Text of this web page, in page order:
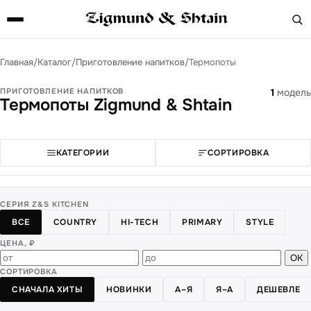
Главная/Каталог/Приготовление напитков/Термопоты
ПРИГОТОВЛЕНИЕ НАПИТКОВ
Термопоты Zigmund & Shtain
1 модель
КАТЕГОРИИ СОРТИРОВКА
СЕРИЯ Z&S KITCHEN
ВСЕ COUNTRY HI-TECH PRIMARY STYLE
ЦЕНА, ₽
ОК
СОРТИРОВКА
СНАЧАЛА ХИТЫ НОВИНКИ А–Я Я–А ДЕШЕВЛЕ